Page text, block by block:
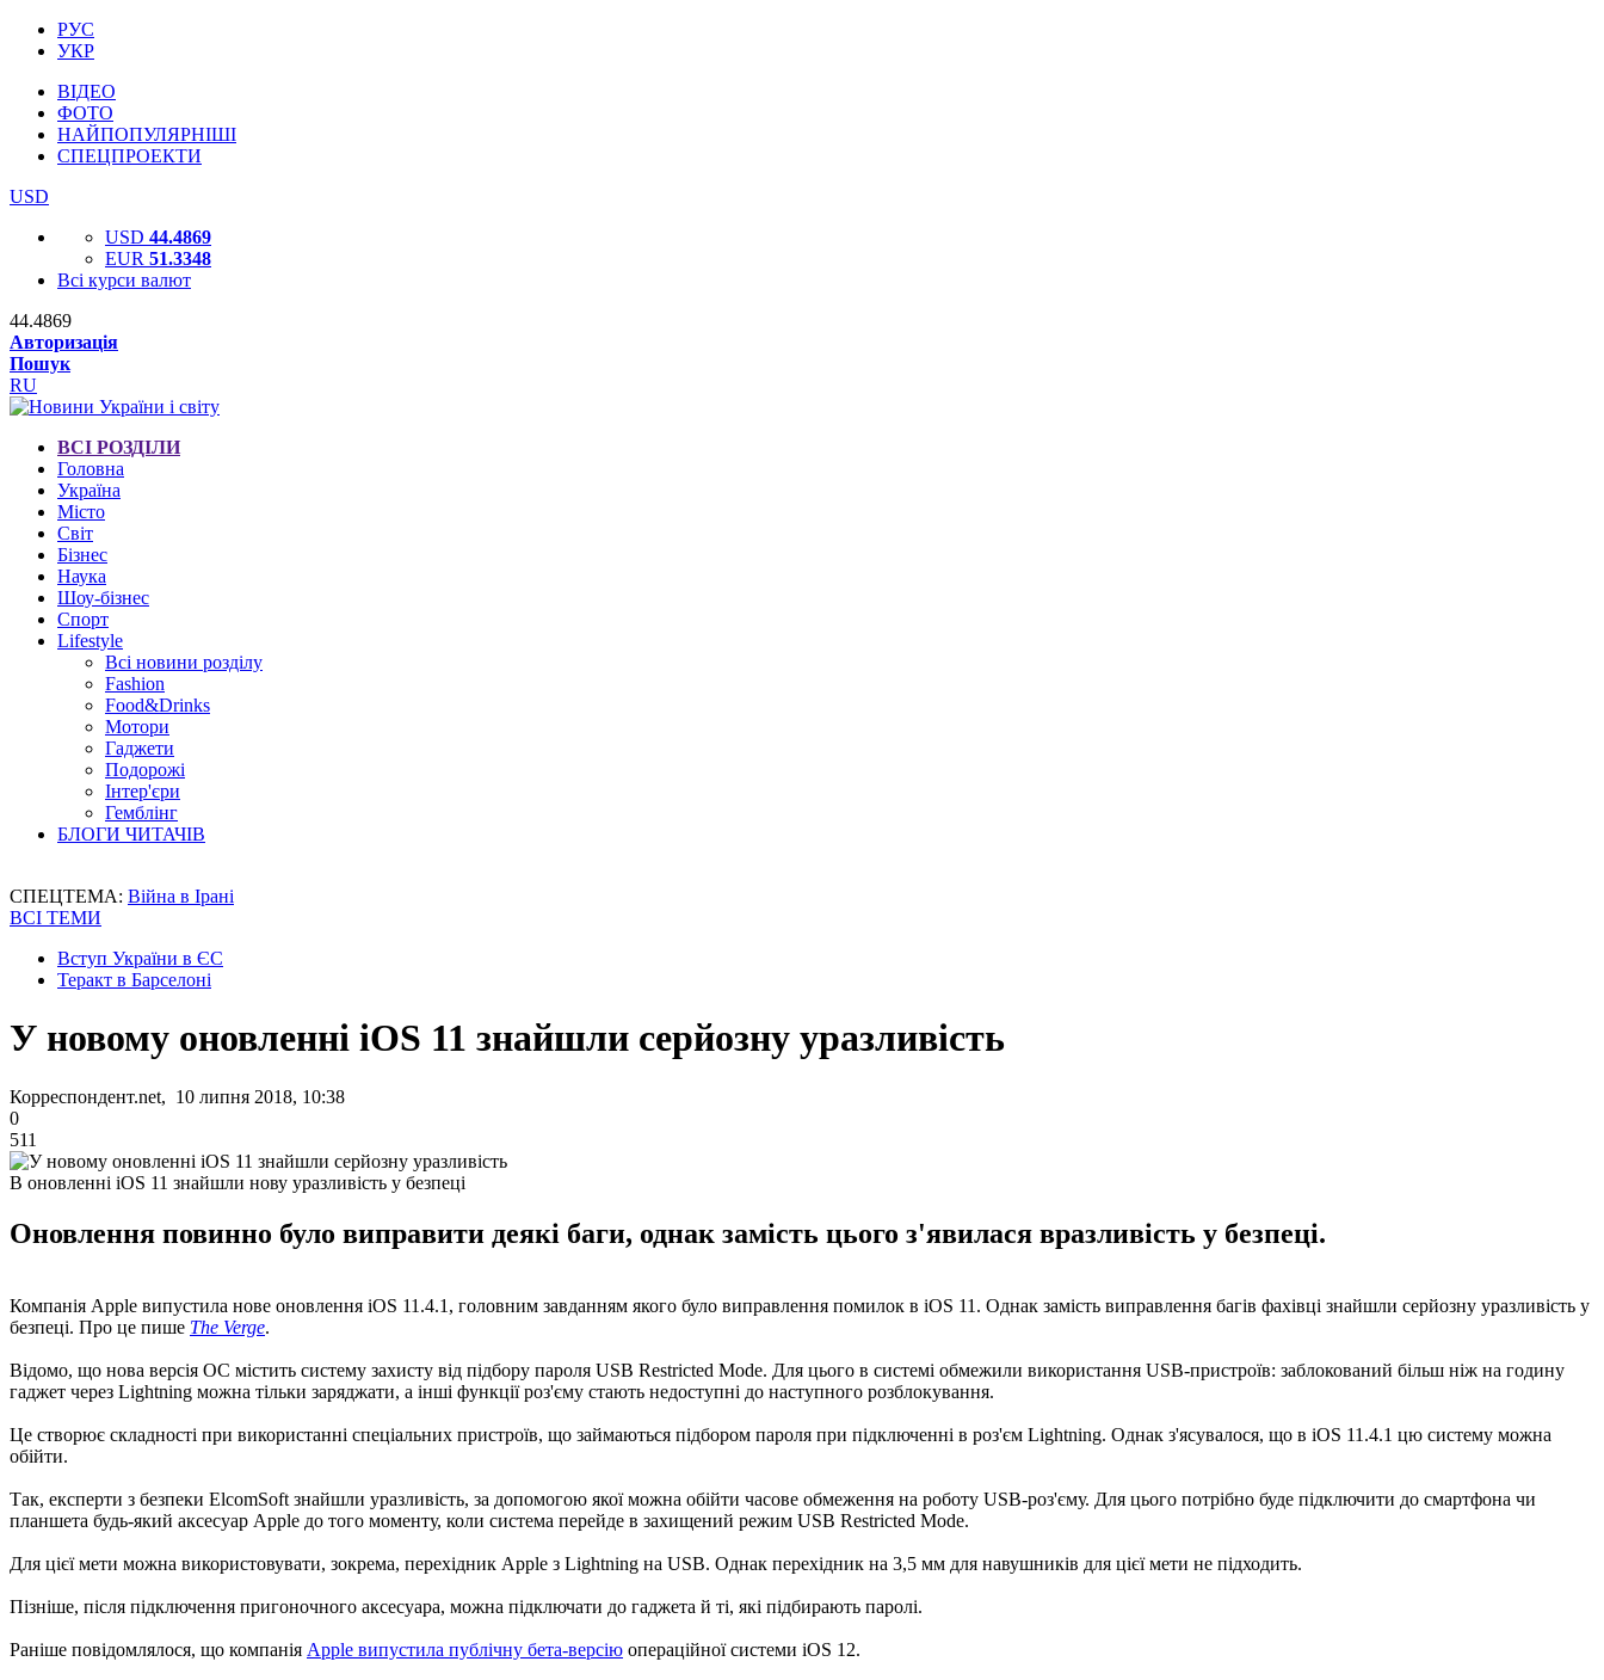
РУС
УКР
ВІДЕО
ФОТО
НАЙПОПУЛЯРНІШІ
СПЕЦПРОЕКТИ
USD
USD 44.4869
EUR 51.3348
Всі курси валют
44.4869
Авторизація
Пошук
RU
ВСІ РОЗДІЛИ
Головна
Україна
Місто
Світ
Бізнес
Наука
Шоу-бізнес
Спорт
Lifestyle
Всі новини розділу
Fashion
Food&Drinks
Мотори
Гаджети
Подорожі
Інтер'єри
Гемблінг
БЛОГИ ЧИТАЧІВ
СПЕЦТЕМА: Війна в Ірані
ВСІ ТЕМИ
Вступ України в ЄС
Теракт в Барселоні
У новому оновленні iOS 11 знайшли серйозну уразливість
Корреспондент.net, 10 липня 2018, 10:38
0
511
В оновленні iOS 11 знайшли нову уразливість у безпеці
Оновлення повинно було виправити деякі баги, однак замість цього з'явилася вразливість у безпеці.
Компанія Apple випустила нове оновлення iOS 11.4.1, головним завданням якого було виправлення помилок в iOS 11. Однак замість виправлення багів фахівці знайшли серйозну уразливість у
безпеці. Про це пише The Verge.
Відомо, що нова версія ОС містить систему захисту від підбору пароля USB Restricted Mode. Для цього в системі обмежили використання USB-пристроїв: заблокований більш ніж на годину
гаджет через Lightning можна тільки заряджати, а інші функції роз'єму стають недоступні до наступного розблокування.
Це створює складності при використанні спеціальних пристроїв, що займаються підбором пароля при підключенні в роз'єм Lightning. Однак з'ясувалося, що в iOS 11.4.1 цю систему можна
обійти.
Так, експерти з безпеки ElcomSoft знайшли уразливість, за допомогою якої можна обійти часове обмеження на роботу USB-роз'єму. Для цього потрібно буде підключити до смартфона чи
планшета будь-який аксесуар Apple до того моменту, коли система перейде в захищений режим USB Restricted Mode.
Для цієї мети можна використовувати, зокрема, перехідник Apple з Lightning на USB. Однак перехідник на 3,5 мм для навушників для цієї мети не підходить.
Пізніше, після підключення пригоночного аксесуара, можна підключати до гаджета й ті, які підбирають паролі.
Раніше повідомлялося, що компанія Apple випустила публічну бета-версію операційної системи iOS 12.